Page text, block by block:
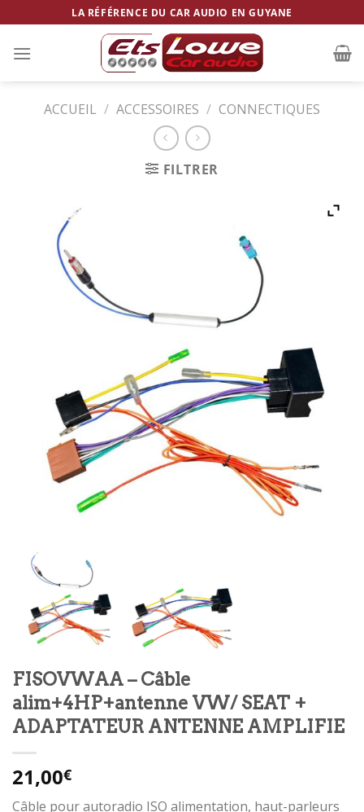
to
content
LA RÉFÉRENCE DU CAR AUDIO EN GUYANE
ACCUEIL / ACCESSOIRES / CONNECTIQUES
FILTRER
FISOVWAA – Câble
alim+4HP+antenne VW/ SEAT +
ADAPTATEUR ANTENNE AMPLIFIE
21,00€
Câble pour autoradio ISO alimentation, haut-parleurs